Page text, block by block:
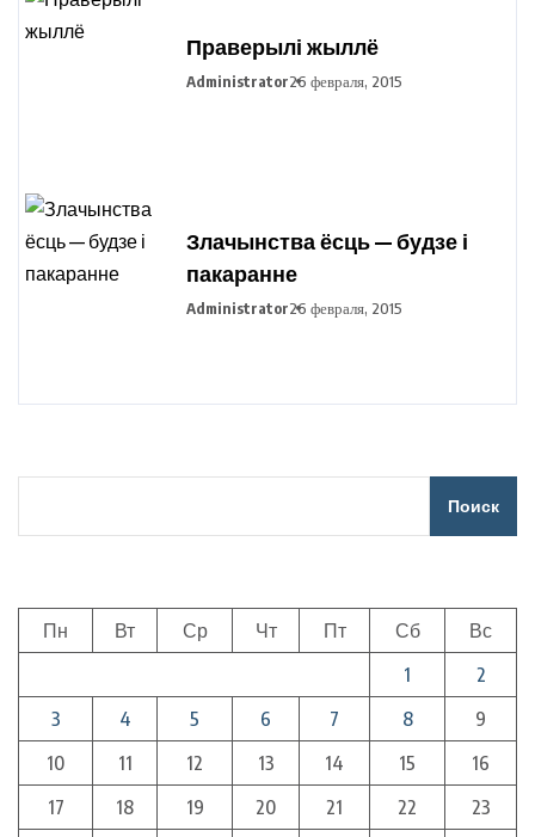
Праверылі жыллё
Administrator26 февраля, 2015
Злачынства ёсць — будзе і
пакаранне
Administrator26 февраля, 2015
Поиск
Пн Вт Ср Чт Пт Сб
Вс
1
2
3
4 5 6 7 8
9
10
11 12 13 14 15
16
17
18 19 20 21 22
23